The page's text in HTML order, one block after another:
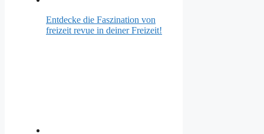
Entdecke die Faszination von
freizeit revue in deiner Freizeit!